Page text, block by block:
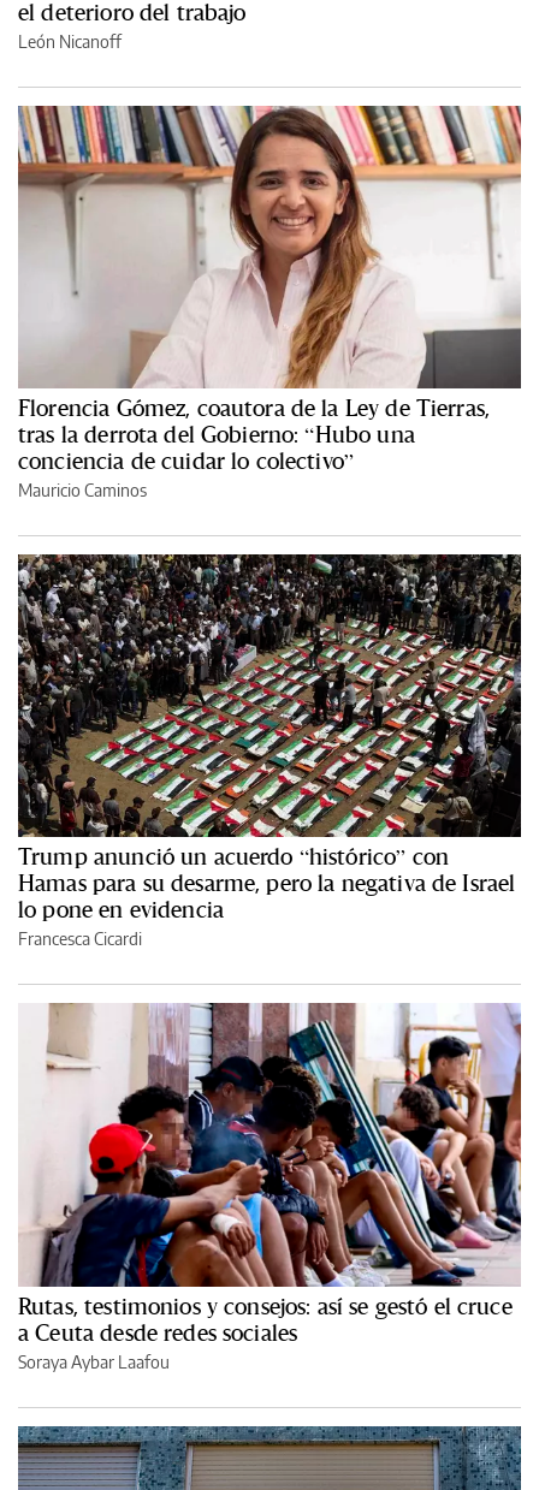
el deterioro del trabajo
León Nicanoff
Florencia Gómez, coautora de la Ley de Tierras,
tras la derrota del Gobierno: “Hubo una
conciencia de cuidar lo colectivo”
Mauricio Caminos
Trump anunció un acuerdo “histórico” con
Hamas para su desarme, pero la negativa de Israel
lo pone en evidencia
Francesca Cicardi
Rutas, testimonios y consejos: así se gestó el cruce
a Ceuta desde redes sociales
Soraya Aybar Laafou